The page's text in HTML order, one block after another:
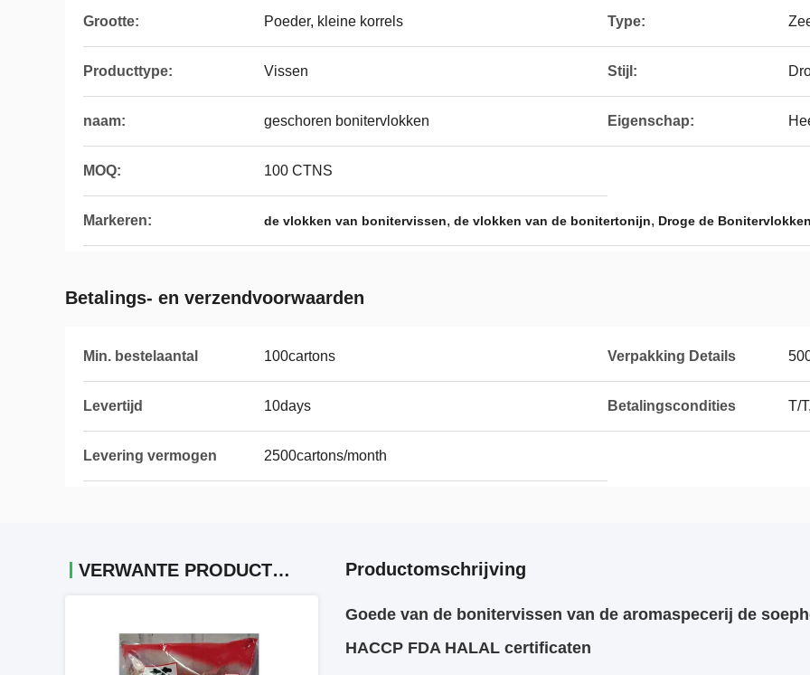
Grootte: Poeder, kleine korrels Type:
Producttype: Vissen Stijl:
naam: geschoren bonitervlokken Eigenschap:
MOQ: 100 CTNS
Markeren: de vlokken van bonitervissen, de vlokken van de bonitertonijn, Droge de
Betalings- en verzendvoorwaarden
Min. bestelaantal 100cartons Verpakking Details
Levertijd 10days Betalingscondities T/
Levering vermogen 2500cartons/month
VERWANTE PRODUCTEN Productomschrijving
Goede van de bonitervissen van de aromaspecerij de
HACCP FDA HALAL certificaten